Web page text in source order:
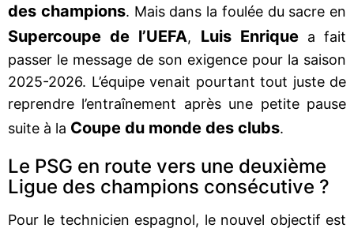
des champions. Mais dans la foulée du sacre en
Supercoupe de l’UEFA, Luis Enrique a fait
passer le message de son exigence pour la saison
2025-2026. L’équipe venait pourtant tout juste de
reprendre l’entraînement après une petite pause
suite à la Coupe du monde des clubs.
Le PSG en route vers une deuxième
Ligue des champions consécutive ?
Pour le technicien espagnol, le nouvel objectif est